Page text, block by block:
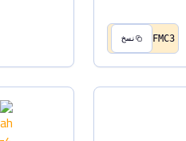
FMC3 نسخ